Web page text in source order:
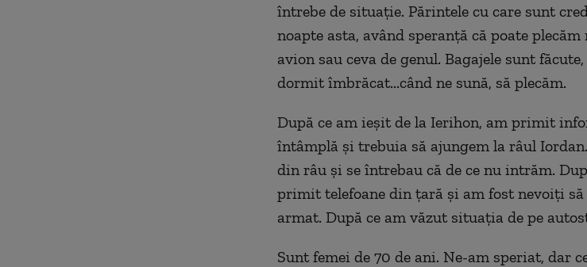
întrebe de situație. Părintele cu care sunt
noapte asta, având speranță că poate
avion sau ceva de genul. Bagajele sunt
dormit îmbrăcat...când ne sună, să plecăm.
După ce am ieșit de la Ierihon, am primit
întâmplă și trebuia să ajungem la râul
din râu și se întrebau că de ce nu intrăm.
primit telefoane din țară și am fost nevoiți să
armat. După ce am văzut situația de pe
Sunt femei de 70 de ani. Ne-am speriat, dar